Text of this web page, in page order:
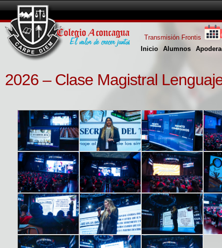
Inicio Alumnos
Transmisión Frontis
2026 – Clase Magistral